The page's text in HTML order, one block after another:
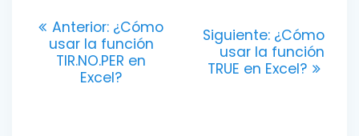
Navegación
entradas
Anterior: Entrada
anterior:
¿Cómo
usar la función
TIR.NO.PER en
Excel?
Siguiente: Entrada
siguiente:
¿Cómo
usar la función
TRUE en Excel?